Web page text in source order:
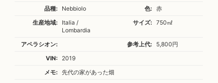
品種:
Nebbiolo 色:
赤
生産地域:
Italia /
Lombardia
サイズ: 750㎖
アペラシオン: 参考上代:
5,800円
VIN:
2019
メモ:
先代の家があった畑